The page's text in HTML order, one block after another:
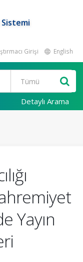
Girişi English
Detaylı Arama
Yayın